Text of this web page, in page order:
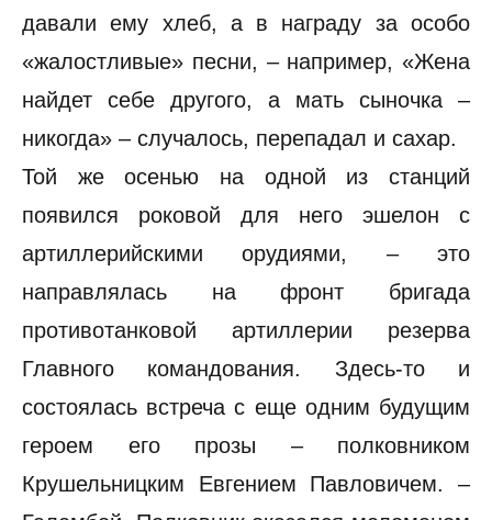
давали ему хлеб, а в награду за особо
«жалостливые» песни, – например, «Жена
найдет себе другого, а мать сыночка –
никогда» – случалось, перепадал и сахар.
Той же осенью на одной из станций
появился роковой для него эшелон с
артиллерийскими орудиями, – это
направлялась на фронт бригада
противотанковой артиллерии резерва
Главного командования. Здесь-то и
состоялась встреча с еще одним будущим
героем его прозы – полковником
Крушельницким Евгением Павловичем. –